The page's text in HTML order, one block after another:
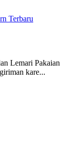
Terbaru
Lemari Pakaian
kare...
p...